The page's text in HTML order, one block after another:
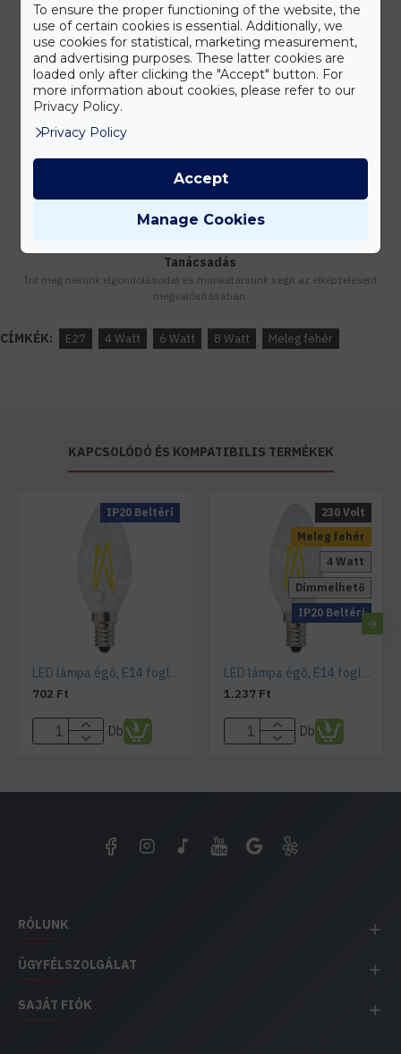
Kedvezmények
Vásárolj nagyobb mennyiségben és megadjuk a legjobb gyártói árakat.
Készleten lévő termékeinket akár 24 órán belül megkaphatod!
Tanácsadás
Írd meg nekünk elgondolásodat és munkatársunk segít az elképzeléseid
megvalósításában.
CÍMKÉK: E27 4 Watt 6 Watt 8 Watt Meleg fehér
KAPCSOLÓDÓ ÉS KOMPATIBILIS TERMÉKEK
IP20 Beltéri
LED lámpa égő, E14 foglalat, gyertya forma, 4 watt, Filament, meleg fehér
702 Ft
Db
Meleg fehér
IP20 Beltéri
Dimmelhető
4 Watt
230 Volt
LED lámpa égő, E14 foglalat, gyertya forma, 4 watt, Filament, meleg fehér, dimmelhető
1.237 Ft
Db
RÓLUNK
ÜGYFÉLSZOLGÁLAT
SAJÁT FIÓK
To ensure the proper functioning of the website, the
use of certain cookies is essential. Additionally, we
use cookies for statistical, marketing measurement,
and advertising purposes. These latter cookies are
loaded only after clicking the "Accept" button. For
more information about cookies, please refer to our
Privacy Policy.
Privacy Policy
Manage Cookies
Accept